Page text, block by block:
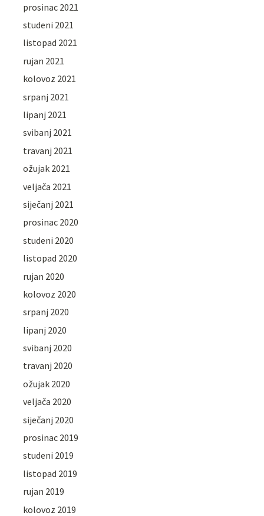
prosinac 2021
studeni 2021
listopad 2021
rujan 2021
kolovoz 2021
srpanj 2021
lipanj 2021
svibanj 2021
travanj 2021
ožujak 2021
veljača 2021
siječanj 2021
prosinac 2020
studeni 2020
listopad 2020
rujan 2020
kolovoz 2020
srpanj 2020
lipanj 2020
svibanj 2020
travanj 2020
ožujak 2020
veljača 2020
siječanj 2020
prosinac 2019
studeni 2019
listopad 2019
rujan 2019
kolovoz 2019